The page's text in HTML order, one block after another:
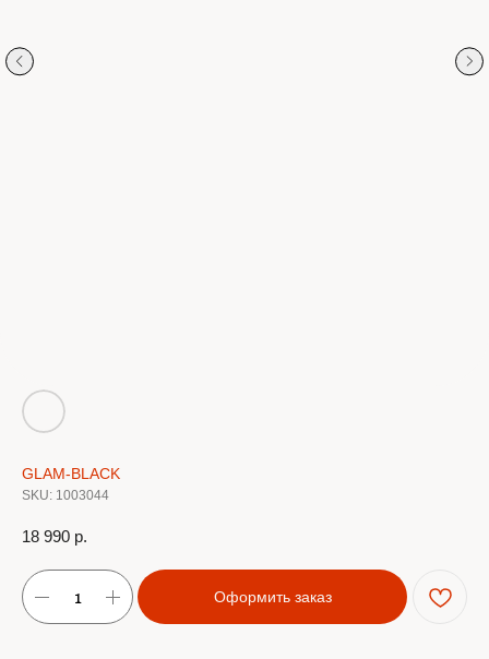
GLAM-BLACK
SKU: 1003044
18 990 р.
Оформить заказ